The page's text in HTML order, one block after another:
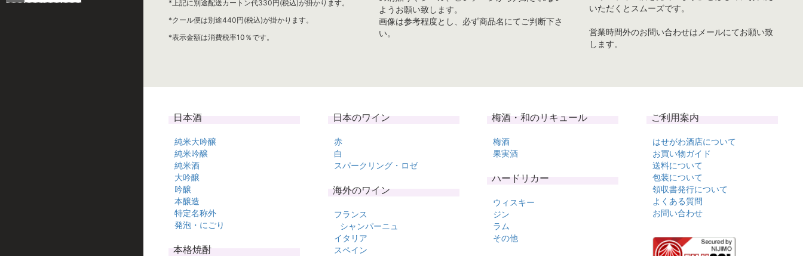
*上記に別途配送カートン代330円(税込)が掛かります。
*クール便は別途440円(税込)が掛かります。
*表示金額は消費税率10％です。
ようお願い致します。
画像は参考程度とし、必ず商品名にてご判断下さ
い。
いただくとスムーズです。
営業時間外のお問い合わせはメールにてお願い致
します。
日本酒
純米大吟醸
純米吟醸
純米酒
大吟醸
吟醸
本醸造
特定名称外
発泡・にごり
本格焼酎
日本のワイン
赤
白
スパークリング・ロゼ
海外のワイン
フランス
シャンパーニュ
イタリア
スペイン
梅酒・和のリキュール
梅酒
果実酒
ハードリカー
ウィスキー
ジン
ラム
その他
ご利用案内
はせがわ酒店について
お買い物ガイド
送料について
包装について
領収書発行について
よくある質問
お問い合わせ